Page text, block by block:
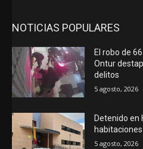
NOTICIAS POPULARES
El robo de
Ontur
delitos
5 agosto, 2026
Detenido en
5 agosto, 2026